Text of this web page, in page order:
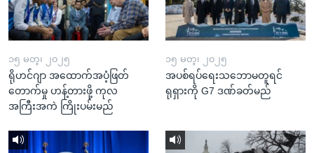
၁၅ မတ္၊ ၂၀၂၅
ရိုဟင်ဂျာ အထောက်အပံ့ဖြတ်
တောက်မှု ဟန့်တားဖို့ ကုလ
အကြီးအကဲ ကြိုးပမ်းမည်
၁၅ မတ္၊ ၂၀၂၅
အပစ်ရပ်ရေးသဘောမတူရင်
ရုရှားကို G7 ဒဏ်ခတ်မည်